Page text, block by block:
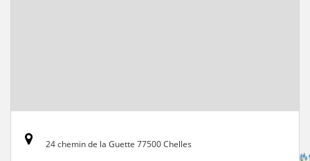
24 chemin de la Guette 77500 Chelles